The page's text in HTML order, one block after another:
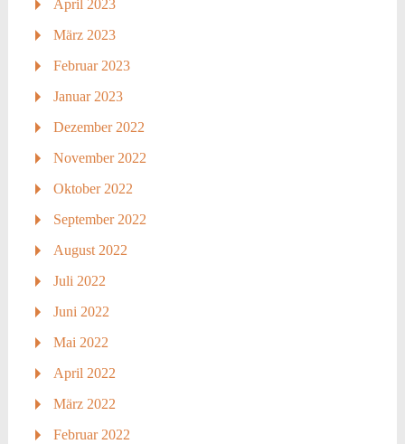
April 2023
März 2023
Februar 2023
Januar 2023
Dezember 2022
November 2022
Oktober 2022
September 2022
August 2022
Juli 2022
Juni 2022
Mai 2022
April 2022
März 2022
Februar 2022